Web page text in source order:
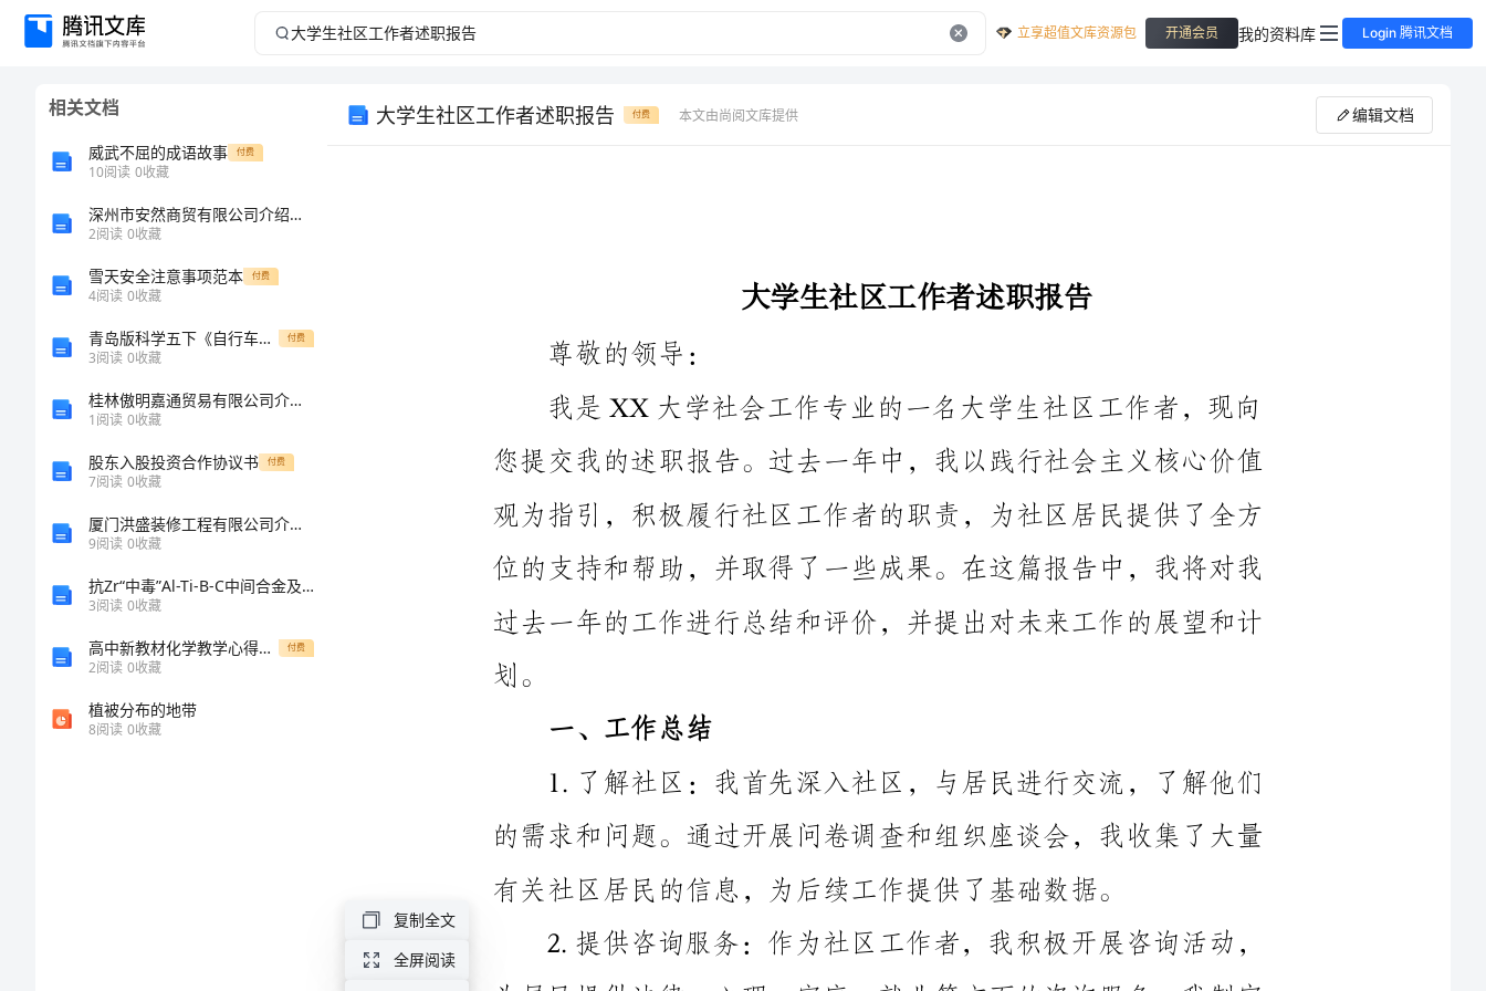
大
立享超值文库资源包 开通会员 我的资料库 Login 腾讯文档
相关文档
威武不屈的成语故事 付费
10阅读 0收藏
深州市安然商贸有限公司介绍企业发展分析报告
2阅读 0收藏
雪天安全注意事项范本 付费
4阅读 0收藏
青岛版科学五下《自行车胎为什么爆裂》教案二课时 付费
3阅读 0收藏
桂林傲明嘉通贸易有限公司介绍企业发展分析报告
1阅读 0收藏
股东入股投资合作协议书 付费
7阅读 0收藏
厦门洪盛装修工程有限公司介绍企业发展分析报告
9阅读 0收藏
抗Zr“中毒”Al-Ti-B-C中间合金及其对7050合金细化新工艺研究
3阅读 0收藏
高中新教材化学教学心得体会 付费
2阅读 0收藏
植被分布的地带
8阅读 0收藏
大学生社区工作者述职报告 付费 本文由尚阅文库提供 编辑文档
及时获得有效的帮助。
3.组织社区活动：我在过去一年中，组织了多次社区活动，
观为指引，积极履行社区工作者的职责，为社区居民提供了全方
位的支持和帮助，并取得了一些成果。在这篇报告中，我将对我
过去一年的工作进行总结和评价，并提出对未来工作的展望和计
一、工作总结
1.了解社区：我首先深入社区，与居民进行交流，了解他们
为居民提供法律、心理、家庭、就业等方面的咨询服务。我制定
了咨询服务流程，与相关部门建立了紧密的联系，确保居民能够
复制全文
全屏阅读